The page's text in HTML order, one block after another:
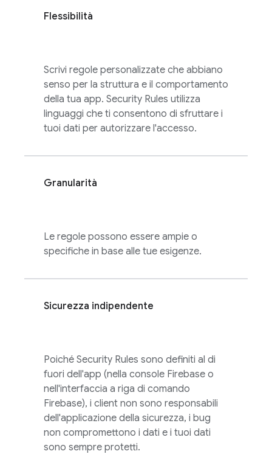
Flessibilità
Scrivi regole personalizzate che abbiano
senso per la struttura e il comportamento
della tua app. Security Rules utilizza
linguaggi che ti consentono di sfruttare i
tuoi dati per autorizzare l'accesso.
Granularità
Le regole possono essere ampie o
specifiche in base alle tue esigenze.
Sicurezza indipendente
Poiché Security Rules sono definiti al di
fuori dell'app (nella console Firebase o
nell'interfaccia a riga di comando
Firebase), i client non sono responsabili
dell'applicazione della sicurezza, i bug
non compromettono i dati e i tuoi dati
sono sempre protetti.